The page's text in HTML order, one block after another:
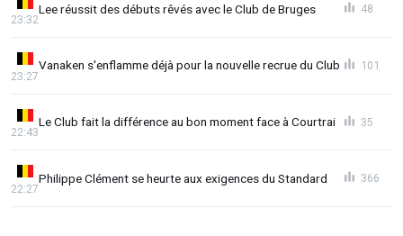
Lee réussit des débuts rêvés avec le Club de Bruges
23:32
48
Vanaken s'enflamme déjà pour la nouvelle recrue du Club
23:27
101
Le Club fait la différence au bon moment face à Courtrai
22:43
35
Philippe Clément se heurte aux exigences du Standard
22:27
366